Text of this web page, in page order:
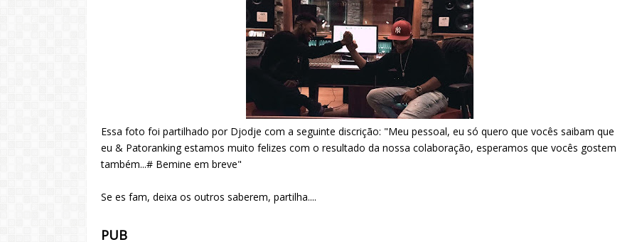
Essa foto foi partilhado por Djodje com a seguinte discrição: "Meu pessoal, eu só quero que vocês saibam que
eu & Patoranking estamos muito felizes com o resultado da nossa colaboração, esperamos que vocês gostem
também...# Bemine em breve"
Se es fam, deixa os outros saberem, partilha....
PUB